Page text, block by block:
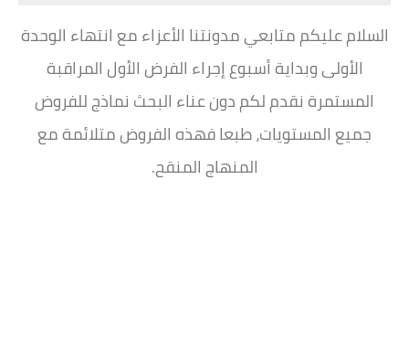
السلام عليكم متابعي مدونتنا الأعزاء مع انتهاء الوحدة
الأولى وبداية أسبوع إجراء الفرض الأول المراقبة
المستمرة نقدم لكم دون عناء البحث نماذج للفروض
جميع المستويات، طبعا فهذه الفروض متلائمة مع
المنهاج المنقح.